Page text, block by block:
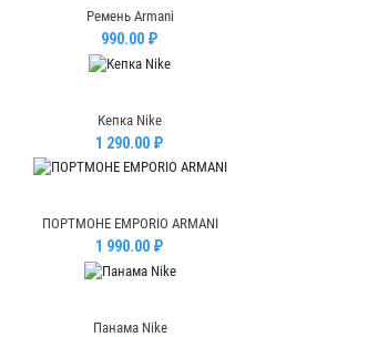
Ремень Armani
990.00 ₽
Кепка Nike
1 290.00 ₽
ПОРТМОНЕ EMPORIO ARMANI
1 990.00 ₽
Панама Nike